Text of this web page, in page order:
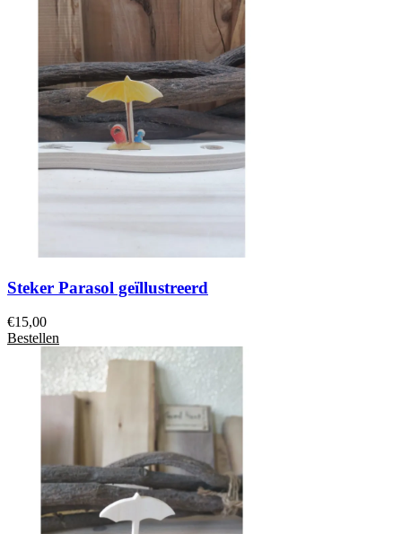
Steker Parasol geïllustreerd
€15,00
Bestellen